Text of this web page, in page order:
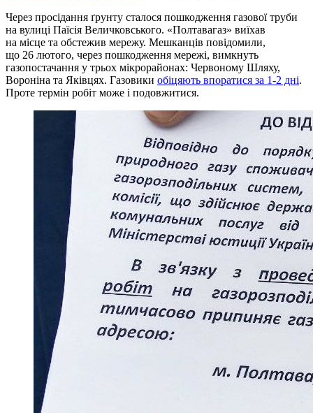
Через просідання ґрунту сталося пошкодження газової труби
на вулиці Паїсія Величковського. «Полтавагаз» виїхав
на місце та обстежив мережу. Мешканців повідомили,
що 26 лютого, через пошкодження мережі, вимкнуть
газопостачання у трьох мікрорайонах: Червоному Шляху,
Вороніна та Яківцях. Газовики обіцяють впоратися за 1-2 дні.
Проте термін робіт може і подовжитися.